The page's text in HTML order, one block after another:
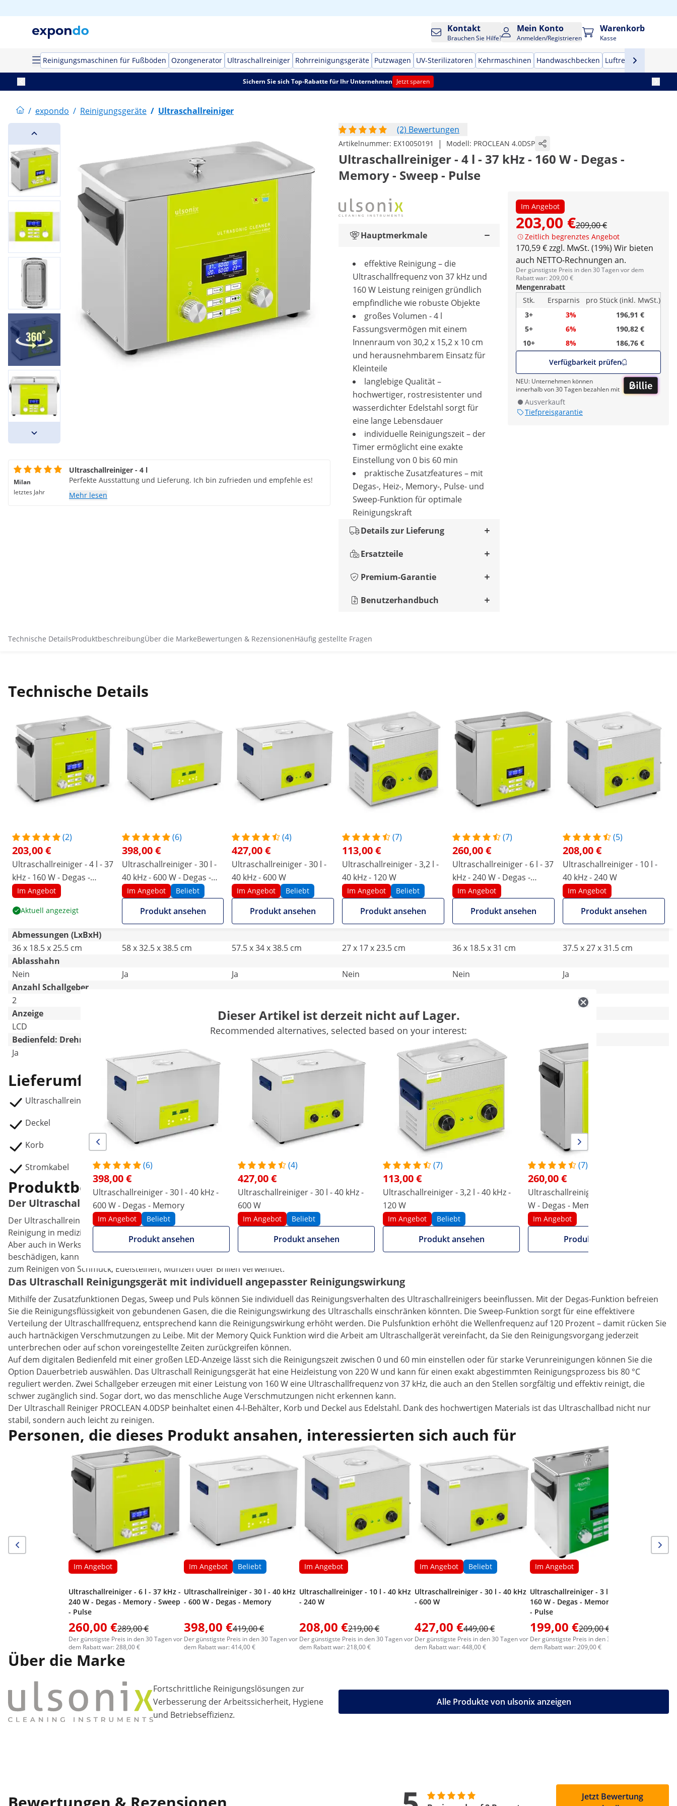
Kontakt
Brauchen Sie Hilfe?
Mein Konto
Anmelden/Registrieren
Warenkorb
Kasse
Reinigungsmaschinen für Fußböden Ozongenerator Ultraschallreiniger Rohrreinigungsgeräte Putzwagen UV-Sterilizatoren Kehrmaschinen Handwaschbecken Luftreiniger
Sichern Sie sich Top-Rabatte für Ihr Unternehmen Jetzt sparen
/ expondo / Reinigungsgeräte / Ultraschallreiniger
(2) Bewertungen
Artikelnummer: EX10050191 | Modell: PROCLEAN 4.0DSP
Ultraschallreiniger - 4 l - 37 kHz - 160 W - Degas -
Memory - Sweep - Pulse
Im Angebot
203,00 €209,00 €
Zeitlich begrenztes Angebot
170,59 € zzgl. MwSt. (19%) Wir bieten
auch NETTO-Rechnungen an.
Der günstigste Preis in den 30 Tagen vor dem
Rabatt war: 209,00 €
Mengenrabatt
Stk.
Ersparnis
pro Stück (inkl. MwSt.)
3+
3%
196,91 €
5+
6%
190,82 €
10+
8%
186,76 €
Verfügbarkeit prüfen
NEU: Unternehmen können
innerhalb von 30 Tagen bezahlen mit
Ausverkauft
Tiefpreisgarantie
Hauptmerkmale
effektive Reinigung – die
Ultraschallfrequenz von 37 kHz und
160 W Leistung reinigen gründlich
empfindliche wie robuste Objekte
großes Volumen - 4 l
Fassungsvermögen mit einem
Innenraum von 30,2 x 15,2 x 10 cm
und herausnehmbarem Einsatz für
Kleinteile
langlebige Qualität –
hochwertiger, rostresistenter und
wasserdichter Edelstahl sorgt für
eine lange Lebensdauer
individuelle Reinigungszeit – der
Timer ermöglicht eine exakte
Einstellung von 0 bis 60 min
praktische Zusatzfeatures – mit
Degas-, Heiz-, Memory-, Pulse- und
Sweep-Funktion für optimale
Reinigungskraft
Details zur Lieferung
Ersatzteile
Premium-Garantie
Benutzerhandbuch
Milan
letztes Jahr
Ultraschallreiniger - 4 l
Perfekte Ausstattung und Lieferung. Ich bin zufrieden und empfehle es!
Mehr lesen
Technische DetailsProduktbeschreibungÜber die MarkeBewertungen & RezensionenHäufig gestellte Fragen
Technische Details
(2)
203,00 €
Ultraschallreiniger - 4 l - 37
kHz - 160 W - Degas -
Memory - Sweep - Pulse
Im Angebot
Aktuell angezeigt
(6)
398,00 €
Ultraschallreiniger - 30 l -
40 kHz - 600 W - Degas -
Memory
Im Angebot Beliebt
Produkt ansehen
(4)
427,00 €
Ultraschallreiniger - 30 l -
40 kHz - 600 W
Im Angebot Beliebt
Produkt ansehen
(7)
113,00 €
Ultraschallreiniger - 3,2 l -
40 kHz - 120 W
Im Angebot Beliebt
Produkt ansehen
(7)
260,00 €
Ultraschallreiniger - 6 l - 37
kHz - 240 W - Degas -
Memory - Sweep - Pulse
Im Angebot
Produkt ansehen
(5)
208,00 €
Ultraschallreiniger - 10 l -
40 kHz - 240 W
Im Angebot
Produkt ansehen
Abmessungen (LxBxH)
36 x 18.5 x 25.5 cm
58 x 32.5 x 38.5 cm 57.5 x 34 x 38.5 cm 27 x 17 x 23.5 cm 36 x 18.5 x 31 cm
37.5 x 27 x 31.5 cm
Ablasshahn
Nein
Ja Ja Nein Nein
Ja
Anzahl Schallgeber
2
Anzeige
LCD
- LCD
Bedienfeld: Drehregler
Ja
Nein Ja Ja
Ja
Weitere Merkmale vergleichen
Lieferumfang
Ultraschallreiniger PROCLEAN 4.0DSP
Deckel
Korb
Stromkabel
Dieser Artikel ist derzeit nicht auf Lager.
Recommended alternatives, selected based on your interest:
(6)
398,00 €
Ultraschallreiniger - 30 l - 40 kHz -
600 W - Degas - Memory
Im Angebot Beliebt
Produkt ansehen
(4)
427,00 €
Ultraschallreiniger - 30 l - 40 kHz -
600 W
Im Angebot Beliebt
Produkt ansehen
(7)
113,00 €
Ultraschallreiniger - 3,2 l - 40 kHz -
120 W
Im Angebot Beliebt
Produkt ansehen
(7)
260,00 €
Ultraschallreiniger - 6 l - 37 kHz - 240
W - Degas - Memory - Sweep - Pulse
Im Angebot
Produkt ansehen
Produktbeschreibung
Der Ultraschallreiniger mit nützlichen Zusatzfunktionen
Der Ultraschallreiniger PROCLEAN 4.0DSP mit Degas, Sweep und Puls Funktion kommt für die professionelle
Reinigung in medizinischen Praxen und Labors, aber auch bei Juwelieren, Uhrmachern und Optikern zum Einsatz.
Aber auch in Werkstätten, in denen mechanische Teile und Werkzeuge gereinigt werden sollen, ohne diese zu
beschädigen, kann das Gerät optimal eingesetzt werden. Im privaten Bereich wird das Ultraschallbad beispielweise
zum Reinigen von Schmuck, Edelsteinen, Münzen oder Brillen verwendet.
Das Ultraschall Reinigungsgerät mit individuell angepasster Reinigungswirkung
Mithilfe der Zusatzfunktionen Degas, Sweep und Puls können Sie individuell das Reinigungsverhalten des Ultraschallreinigers beeinflussen. Mit der Degas-Funktion befreien
Sie die Reinigungsflüssigkeit von gebundenen Gasen, die die Reinigungswirkung des Ultraschalls einschränken könnten. Die Sweep-Funktion sorgt für eine effektivere
Verteilung der Ultraschallfrequenz, entsprechend kann die Reinigungswirkung erhöht werden. Die Pulsfunktion erhöht die Wellenfrequenz auf 120 Prozent – damit rücken Sie
auch hartnäckigen Verschmutzungen zu Leibe. Mit der Memory Quick Funktion wird die Arbeit am Ultraschallgerät vereinfacht, da Sie den Reinigungsvorgang jederzeit
unterbrechen oder auf schon voreingestellte Zeiten zurückgreifen können.
Auf dem digitalen Bedienfeld mit einer großen LED-Anzeige lässt sich die Reinigungszeit zwischen 0 und 60 min einstellen oder für starke Verunreinigungen können Sie die
Option Dauerbetrieb auswählen. Das Ultraschall Reinigungsgerät hat eine Heizleistung von 220 W und kann für einen exakt abgestimmten Reinigungsprozess bis 80 °C
reguliert werden. Zwei Schallgeber erzeugen mit einer Leistung von 160 W eine Ultraschallfrequenz von 37 kHz, die auch an den Stellen sorgfältig und effektiv reinigt, die
schwer zugänglich sind. Sogar dort, wo das menschliche Auge Verschmutzungen nicht erkennen kann.
Der Ultraschall Reiniger PROCLEAN 4.0DSP beinhaltet einen 4-l-Behälter, Korb und Deckel aus Edelstahl. Dank des hochwertigen Materials ist das Ultraschallbad nicht nur
stabil, sondern auch leicht zu reinigen.
Personen, die dieses Produkt ansahen, interessierten sich auch für
Im Angebot
Ultraschallreiniger - 6 l - 37 kHz -
240 W - Degas - Memory - Sweep
- Pulse
260,00 €289,00 €
Der günstigste Preis in den 30 Tagen vor
dem Rabatt war: 288,00 €
Im Angebot Beliebt
Ultraschallreiniger - 30 l - 40 kHz
- 600 W - Degas - Memory
398,00 €419,00 €
Der günstigste Preis in den 30 Tagen vor
dem Rabatt war: 414,00 €
Im Angebot
Ultraschallreiniger - 10 l - 40 kHz
- 240 W
208,00 €219,00 €
Der günstigste Preis in den 30 Tagen vor
dem Rabatt war: 218,00 €
Im Angebot Beliebt
Ultraschallreiniger - 30 l - 40 kHz
- 600 W
427,00 €449,00 €
Der günstigste Preis in den 30 Tagen vor
dem Rabatt war: 448,00 €
Im Angebot
Ultraschallreiniger - 3 l - 37 kHz -
160 W - Degas - Memory - Sweep
- Pulse
199,00 €209,00 €
Der günstigste Preis in den 30 Tagen vor
dem Rabatt war: 209,00 €
Über die Marke
Fortschrittliche Reinigungslösungen zur
Verbesserung der Arbeitssicherheit, Hygiene
und Betriebseffizienz.
Alle Produkte von ulsonix anzeigen
Jetzt Bewertung